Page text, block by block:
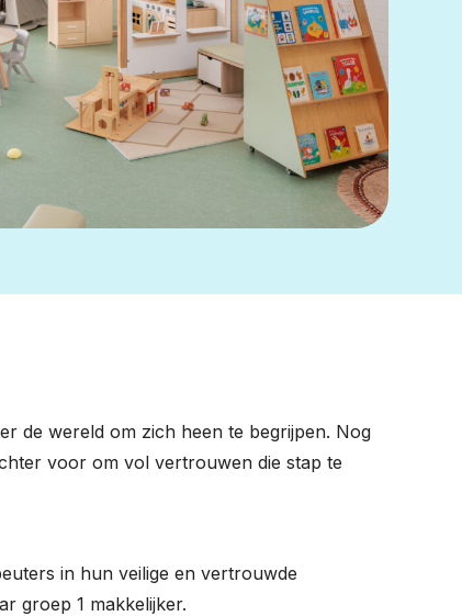
de wereld om zich heen te begrijpen. Nog
voor om vol vertrouwen die stap te
in hun veilige en vertrouwde
groep 1 makkelijker.